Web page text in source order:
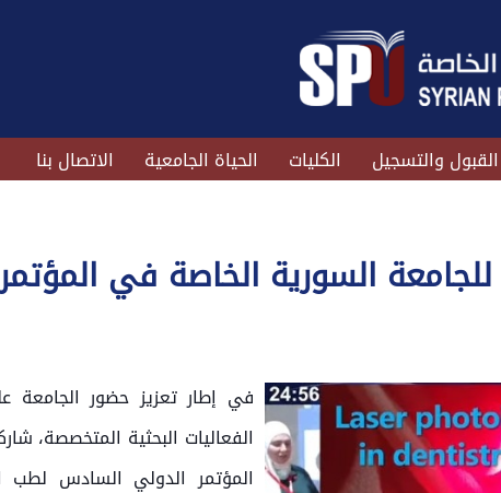
القبول والتسجيل الكليات الحياة الجامعية الاتصال بنا
السورية الخاصة في
في إطار تعزيز حضور الجامعة
الفعاليات البحثية المتخصصة،